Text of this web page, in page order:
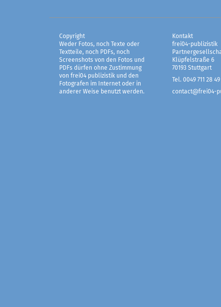
Copyright
Weder Fotos, noch Texte oder
Textteile, noch PDFs, noch
Screenshots von den Fotos und
PDFs dürfen ohne Zustimmung
von frei04 publizistik und den
Fotografen im Internet oder in
anderer Weise benutzt werden.
Kontakt
frei04-publizistik
Klüpfelstraße 6
70193 Stuttgart
Tel. 0049 711 28 49
contact@frei04-